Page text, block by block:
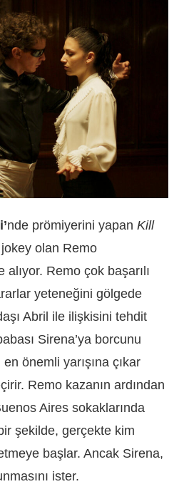
nde prömiyerini yapan Kill
olan Remo
Remo çok başarılı
yeteneğini gölgede
Abril ile ilişkisini tehdit
Sirena’ya borcunu
önemli yarışına çıkar
Remo kazanın ardından
Aires sokaklarında
şekilde, gerçekte kim
başlar. Ancak Sirena,
ister.